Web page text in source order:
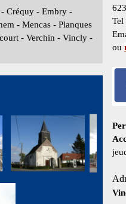
Tel
ou
Créquy - Embry -
- Mencas - Planques
- Verchin - Vincly -